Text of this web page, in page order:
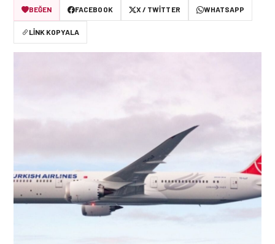
BEĞEN
FACEBOOK X / TWITTER WHATSAPP
LINK KOPYALA